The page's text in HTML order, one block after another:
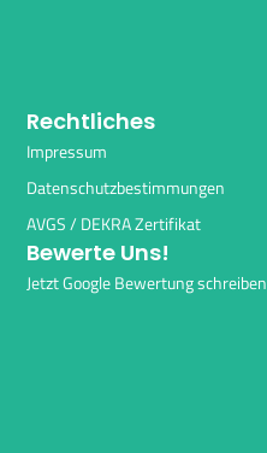
Rechtliches
Impressum
Datenschutzbestimmungen
AVGS / DEKRA Zertifikat
Bewerte Uns!
Jetzt Google Bewertung schreiben